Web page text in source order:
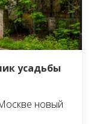
усадьбы
новый